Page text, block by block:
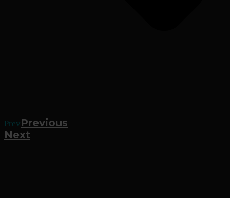
PrevPrevious
Next